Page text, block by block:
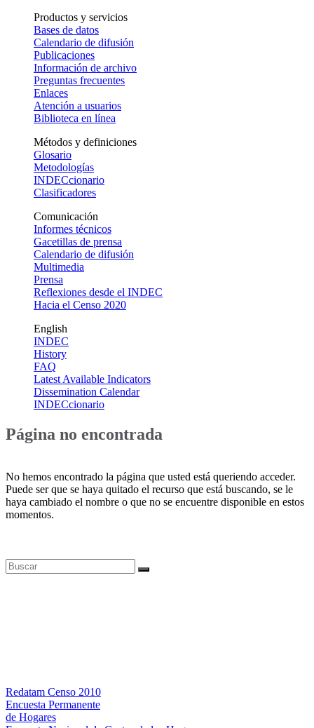
Productos y servicios
Bases de datos
Calendario de difusión
Publicaciones
Información de archivo
Preguntas frecuentes
Enlaces
Atención a usuarios
Biblioteca en línea
Métodos y definiciones
Glosario
Metodologías
INDECcionario
Clasificadores
Comunicación
Informes técnicos
Gacetillas de prensa
Calendario de difusión
Multimedia
Prensa
Reflexiones desde el INDEC
Hacia el Censo 2020
English
INDEC
History
FAQ
Latest Available Indicators
Dissemination Calendar
INDECcionario
Página no encontrada
No hemos encontrado la página que usted está queriendo acceder.
Puede ser que se haya quitado el recurso que está buscando, se le
haya cambiado el nombre o que no se encuentre disponible en estos
momentos.
Redatam Censo 2010
Encuesta Permanente
de Hogares